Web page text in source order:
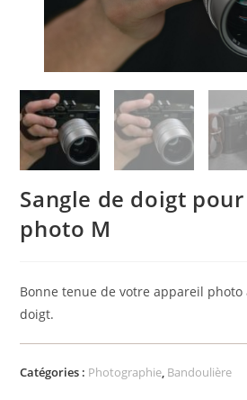
Sangle de doigt
photo M
Bonne tenue de votre appareil photo
doigt.
Catégories : Photographie, Bandoulière